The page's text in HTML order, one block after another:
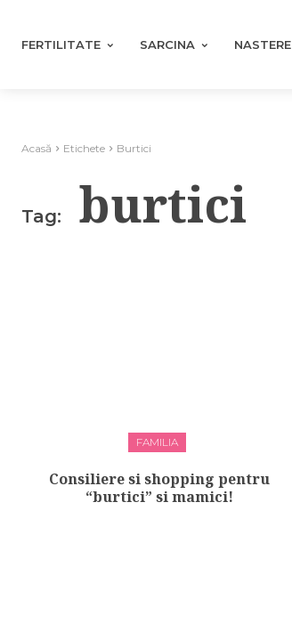
FERTILITATE SARCINA NASTERE
Acasă Etichete Burtici
Tag: burtici
FAMILIA
Consiliere si shopping pentru
“burtici” si mamici!